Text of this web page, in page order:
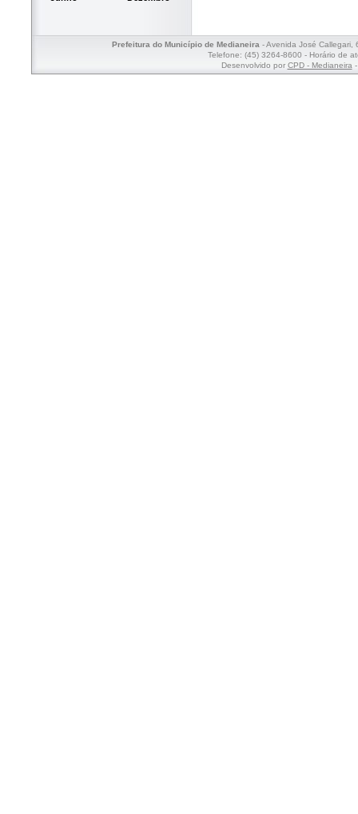
Prefeitura do Município de Medianeira- Avenida José Callegari,
Telefone: (45) 3264-8600 - Horário de
Desenvolvido por CPD - Medianeira-